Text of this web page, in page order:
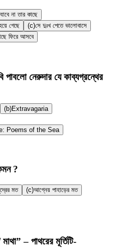
না তার কাছে
গেছে (c)সে দুঃখ পেতে ভালোবাসে
ফিরে আসবে
পাবলো নেরুদার যে কাব্যগ্রন্থের
(b)Extravagaria
Poems of the Sea
?
মত (c)আগ্নেয় পাহাড়ের মত
– পাথরের মূর্তিটি-